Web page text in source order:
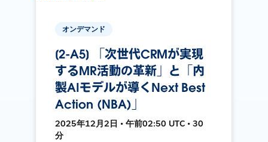
オンデマンド
[2-A5] 「次世代CRMが実現
するMR活動の革新」と「内
製AIモデルが導くNext Best
Action (NBA)」
2025年12月2日 • 午前02:50 UTC • 30
分